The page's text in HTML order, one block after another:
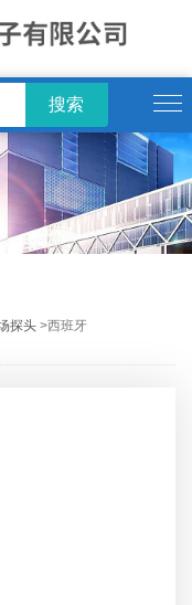
探头 >西班牙